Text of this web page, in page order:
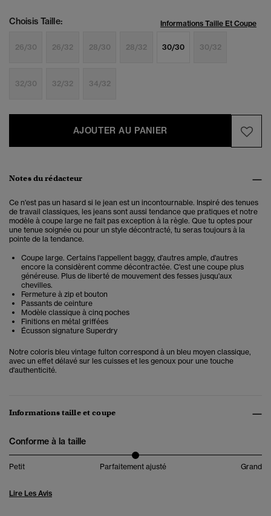
Choisis Taille: Informations Taille Et Coupe
26/30 26/32 28/30 28/32 30/30 30/32
32/30 32/32 34/32
AJOUTER AU PANIER
Notes du rédacteur
Ce n'est pas un hasard si le jean est un incontournable. Inspiré des tenues
de travail classiques, les jeans sont aussi tendance que pratiques et notre
modèle à coupe large ne fait pas exception à la règle. Que tu optes pour
une tenue soignée ou pour un style décontracté, tu seras toujours à la
pointe de la tendance.
Coupe large. Certains l'appellent baggy, d'autres ample, d'autres
encore la considèrent comme décontractée. C'est une coupe plus
généreuse. Plus de liberté de mouvement des fesses jusqu'aux
chevilles.
Fermeture à zip et bouton
Passants de ceinture
Modèle classique à cinq poches
Finitions en métal griffées
Écusson signature Superdry
Notre coloris bleu vintage fulton correspond à un bleu moyen classique,
avec un effet délavé sur les cuisses et les genoux pour une touche
d'authenticité.
Informations taille et coupe
Conforme à la taille
Petit Parfaitement ajusté Grand
Lire Les Avis